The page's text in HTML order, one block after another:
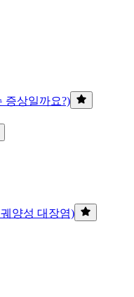
증상일까요?)
양성 대장염)